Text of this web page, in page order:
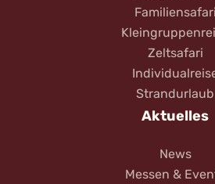
Familiensafari
Zeltsafari
Strandurlaub
Aktuelles
News
Messen &